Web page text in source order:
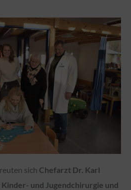
sich Chefarzt Dr. Karl
und Jugendchirurgie und